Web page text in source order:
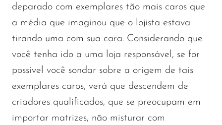
deparado com exemplares tão mais caros que
a média que imaginou que o lojista estava
tirando uma com sua cara. Considerando que
você tenha ido a uma loja responsável, se for
possível você sondar sobre a origem de tais
exemplares caros, verá que descendem de
criadores qualificados, que se preocupam em
importar matrizes, não misturar com